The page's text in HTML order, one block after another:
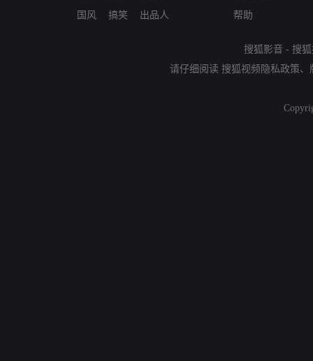
国风
搞笑
出品人
帮助
搜狐影音 - 搜
请仔细阅读 搜狐视频隐私政策、